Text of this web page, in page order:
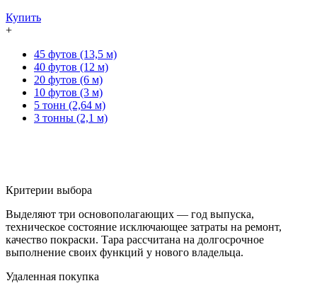
Купить
+
45 футов (13,5 м)
40 футов (12 м)
20 футов (6 м)
10 футов (3 м)
5 тонн (2,64 м)
3 тонны (2,1 м)
Критерии выбора
Выделяют три основополагающих — год выпуска,
техническое состояние исключающее затраты на ремонт,
качество покраски. Тара рассчитана на долгосрочное
выполнение своих функций у нового владельца.
Удаленная покупка